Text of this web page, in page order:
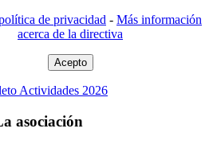
de privacidad - Más información
acerca de la directiva
Acepto
asociación